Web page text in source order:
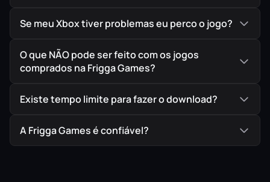
agilidade espectral de Raziel. Cada um com
mecânicas de combate distintas para estripar
📜 Conteúdo Restaurado
jogue as lendárias “Fases Perdidas” cortadas do
original e explore um códice abrangente sobre a
Se meu Xbox tiver problemas eu perco o jogo?
O que NÃO pode ser feito com os jogos
comprados na Frigga Games?
Existe tempo limite para fazer o download?
A Frigga Games é confiável?